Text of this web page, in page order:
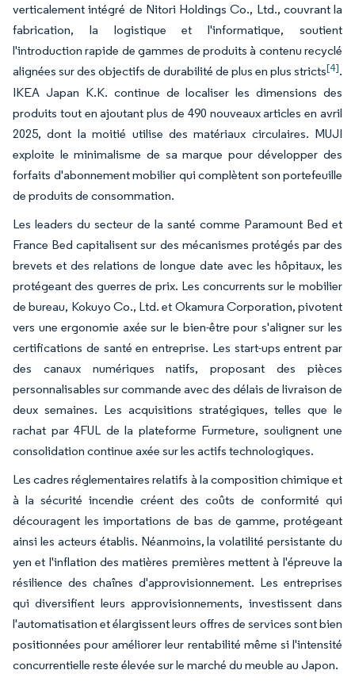
verticalement intégré de Nitori Holdings Co., Ltd., couvrant la
fabrication, la logistique et l'informatique, soutient
l'introduction rapide de gammes de produits à contenu recyclé
alignées sur des objectifs de durabilité de plus en plus stricts[4].
IKEA Japan K.K. continue de localiser les dimensions des
produits tout en ajoutant plus de 490 nouveaux articles en avril
2025, dont la moitié utilise des matériaux circulaires. MUJI
exploite le minimalisme de sa marque pour développer des
forfaits d'abonnement mobilier qui complètent son portefeuille
de produits de consommation.
Les leaders du secteur de la santé comme Paramount Bed et
France Bed capitalisent sur des mécanismes protégés par des
brevets et des relations de longue date avec les hôpitaux, les
protégeant des guerres de prix. Les concurrents sur le mobilier
de bureau, Kokuyo Co., Ltd. et Okamura Corporation, pivotent
vers une ergonomie axée sur le bien-être pour s'aligner sur les
certifications de santé en entreprise. Les start-ups entrent par
des canaux numériques natifs, proposant des pièces
personnalisables sur commande avec des délais de livraison de
deux semaines. Les acquisitions stratégiques, telles que le
rachat par 4FUL de la plateforme Furmeture, soulignent une
consolidation continue axée sur les actifs technologiques.
Les cadres réglementaires relatifs à la composition chimique et
à la sécurité incendie créent des coûts de conformité qui
découragent les importations de bas de gamme, protégeant
ainsi les acteurs établis. Néanmoins, la volatilité persistante du
yen et l'inflation des matières premières mettent à l'épreuve la
résilience des chaînes d'approvisionnement. Les entreprises
qui diversifient leurs approvisionnements, investissent dans
l'automatisation et élargissent leurs offres de services sont bien
positionnées pour améliorer leur rentabilité même si l'intensité
concurrentielle reste élevée sur le marché du meuble au Japon.